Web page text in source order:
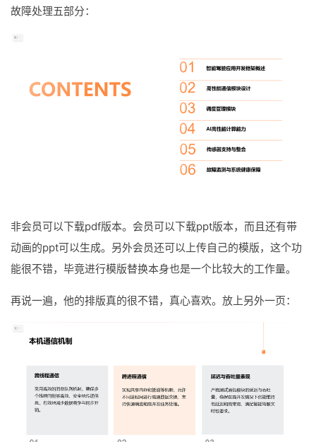
故障处理五部分：
非会员可以下载pdf版本。会员可以下载ppt版本，而且还有带
动画的ppt可以生成。另外会员还可以上传自己的模版，这个功
能很不错，毕竟进行模版替换本身也是一个比较大的工作量。
再说一遍，他的排版真的很不错，真心喜欢。放上另外一页：